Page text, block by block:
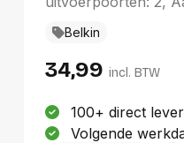
Kleur van het
Belkin
34,99 incl. BTW
100+ direct
Volgende